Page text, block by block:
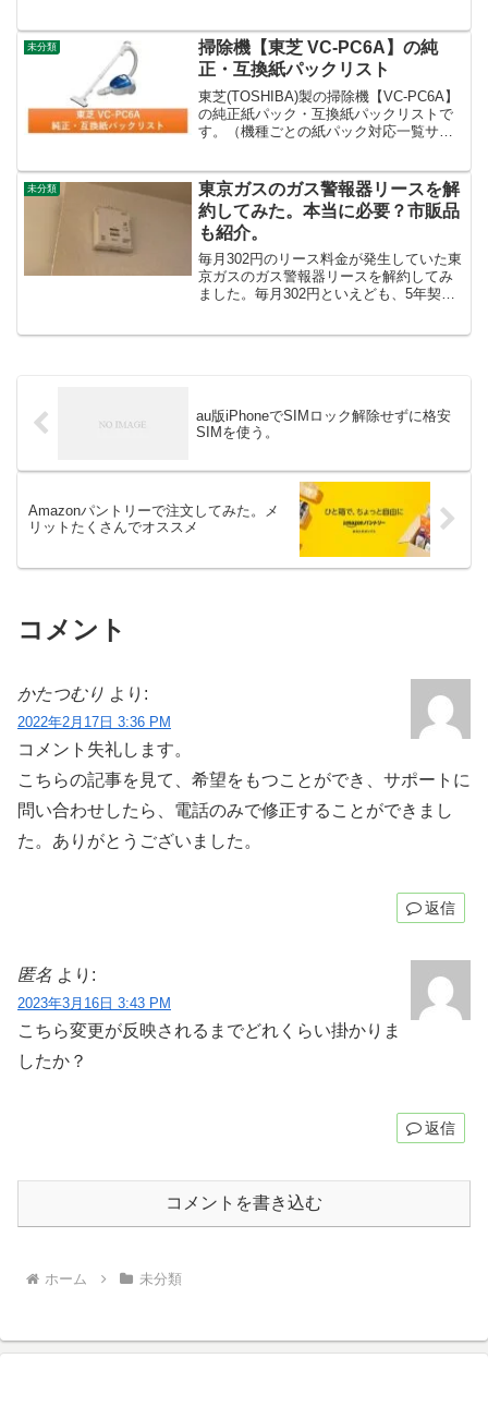
純に在庫整理なので...
未分類
掃除機【東芝 VC-PC6A】の純
正・互換紙パックリスト
東芝(TOSHIBA)製の掃除機【VC-PC6A】
の純正紙パック・互換紙パックリストで
す。（機種ごとの紙パック対応一覧サイ
番に間違いがないか、必ず確認をお願い
します。外...
未分類
東京ガスのガス警報器リースを解
約してみた。本当に必要？市販品
も紹介。
毎月302円のリース料金が発生していた東
京ガスのガス警報器リースを解約してみ
ました。毎月302円といえども、5年契約
au版iPhoneでSIMロック解除せずに格安
SIMを使う。
Amazonパントリーで注文してみた。メ
リットたくさんでオススメ
コメント
かたつむり より:
2022年2月17日 3:36 PM
コメント失礼します。
こちらの記事を見て、希望をもつことができ、サポートに
問い合わせしたら、電話のみで修正することができまし
た。ありがとうございました。
返信
匿名 より:
2023年3月16日 3:43 PM
こちら変更が反映されるまでどれくらい掛かりま
したか？
返信
コメントを書き込む
ホーム 未分類